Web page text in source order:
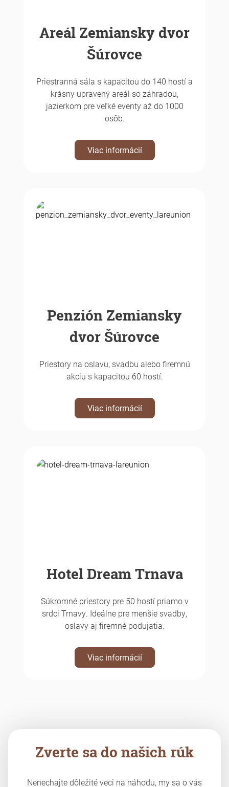
Areál Zemiansky dvor
Šúrovce
Priestranná sála s kapacitou do 140 hostí a
krásny upravený areál so záhradou,
jazierkom pre veľké eventy až do 1000
osôb.
Viac informácií
Penzión Zemiansky
dvor Šúrovce
Priestory na oslavu, svadbu alebo firemnú
akciu s kapacitou 60 hostí.
Viac informácií
Hotel Dream Trnava
Súkromné priestory pre 50 hostí priamo v
srdci Trnavy. Ideálne pre menšie svadby,
oslavy aj firemné podujatia.
Viac informácií
Zverte sa do našich rúk
Nenechajte dôležité veci na náhodu, my sa o vás